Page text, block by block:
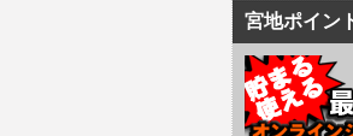
宮地ポイン